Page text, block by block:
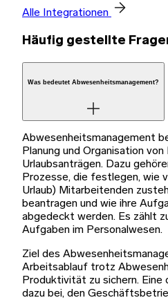
Alle Integrationen
Häufig gestellte
Was bedeutet Abwesenheitsmanagement?
Abwesenheitsmanagement
Planung und Organisation
Urlaubsanträgen. Dazu
Prozesse, die festlegen, wie
Urlaub) Mitarbeitenden
beantragen und wie ihre
abgedeckt werden. Es zählt
Aufgaben im Personalwesen.
Ziel des
Arbeitsablauf trotz
Produktivität zu sichern.
dazu bei, den